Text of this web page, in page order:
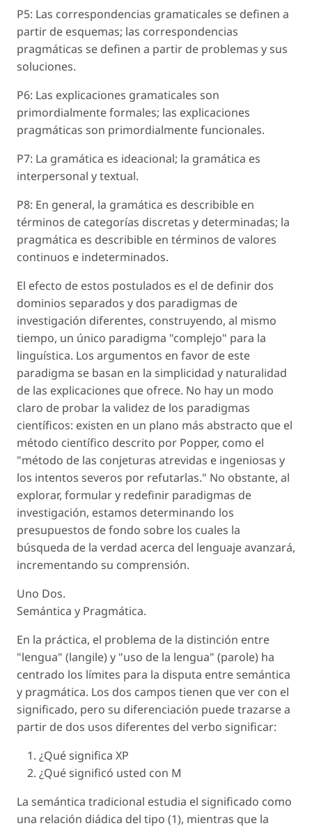
P5: Las correspondencias gramaticales se definen a
partir de esquemas; las correspondencias
pragmáticas se definen a partir de problemas y sus
soluciones.
P6: Las explicaciones gramaticales son
primordialmente formales; las explicaciones
pragmáticas son primordialmente funcionales.
P7: La gramática es ideacional; la gramática es
interpersonal y textual.
P8: En general, la gramática es describible en
términos de categorías discretas y determinadas; la
pragmática es describible en términos de valores
continuos e indeterminados.
El efecto de estos postulados es el de definir dos
dominios separados y dos paradigmas de
investigación diferentes, construyendo, al mismo
tiempo, un único paradigma "complejo" para la
linguística. Los argumentos en favor de este
paradigma se basan en la simplicidad y naturalidad
de las explicaciones que ofrece. No hay un modo
claro de probar la validez de los paradigmas
científicos: existen en un plano más abstracto que el
método científico descrito por Popper, como el
"método de las conjeturas atrevidas e ingeniosas y
los intentos severos por refutarlas." No obstante, al
explorar, formular y redefinir paradigmas de
investigación, estamos determinando los
presupuestos de fondo sobre los cuales la
búsqueda de la verdad acerca del lenguaje avanzará,
incrementando su comprensión.
Uno Dos.
Semántica y Pragmática.
En la práctica, el problema de la distinción entre
"lengua" (langile) y "uso de la lengua" (parole) ha
centrado los límites para la disputa entre semántica
y pragmática. Los dos campos tienen que ver con el
significado, pero su diferenciación puede trazarse a
partir de dos usos diferentes del verbo significar:
¿Qué significa XP
¿Qué significó usted con M
La semántica tradicional estudia el significado como
una relación diádica del tipo (1), mientras que la